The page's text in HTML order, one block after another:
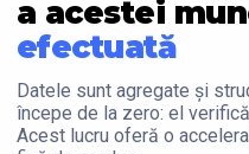
a acestei
efectuată
Datele sunt agregate și
începe de la zero: el
Acest lucru oferă o